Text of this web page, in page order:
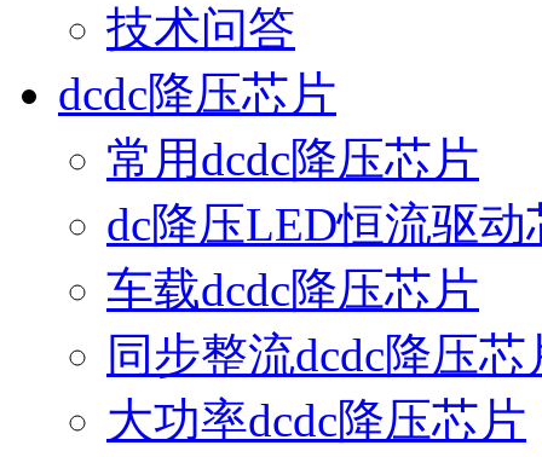
技术问答
dcdc降压芯片
常用dcdc降压芯片
dc降压LED恒流驱动
车载dcdc降压芯片
同步整流dcdc降压芯
大功率dcdc降压芯片